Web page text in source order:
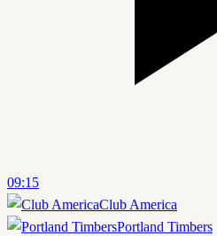
09:15
Club America
Portland Timbers